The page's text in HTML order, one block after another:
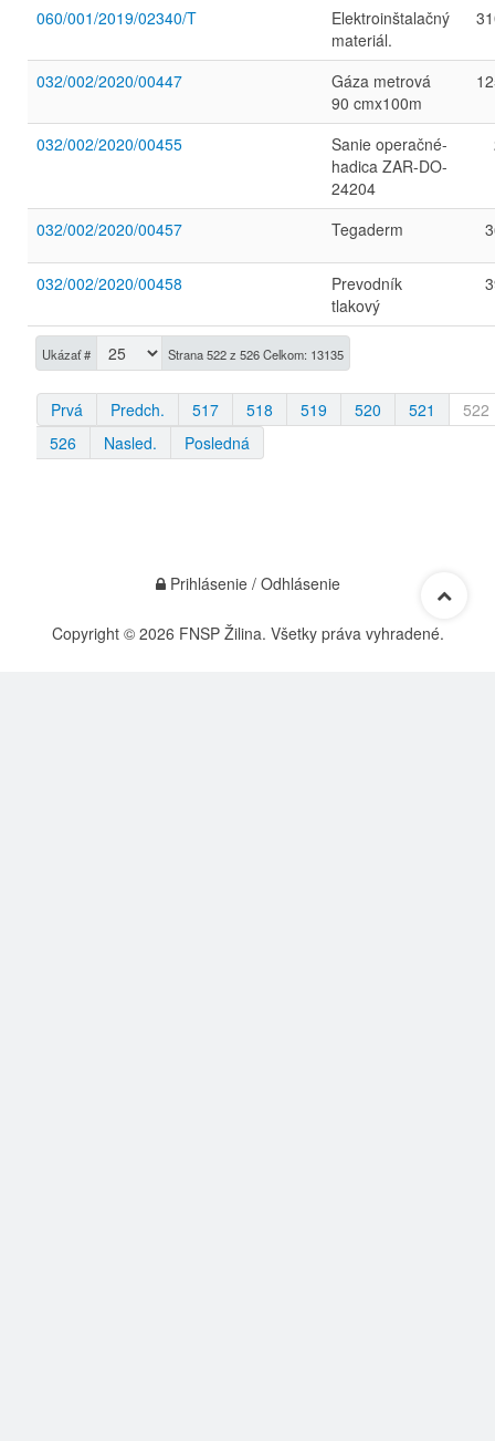
Ukázať # Strana 522 z 526 Celkom: 13135
Prvá Predch. 517 518 519 520 521
522
526
Nasled. Posledná
060/001/2019/02340/T
Elektroinštalačný
materiál.
032/002/2020/00447
Gáza metrová
90 cmx100m
032/002/2020/00455
Sanie operačné-
hadica ZAR-DO-
24204
032/002/2020/00457 Tegaderm
032/002/2020/00458
Prevodník
tlakový
Prihlásenie / Odhlásenie
Copyright © 2026 FNSP Žilina. Všetky práva vyhradené.